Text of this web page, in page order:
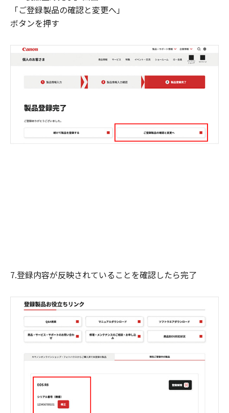
「ご登録製品の確認と変更へ」
ボタンを押す
7.登録内容が反映されていることを確認したら完了